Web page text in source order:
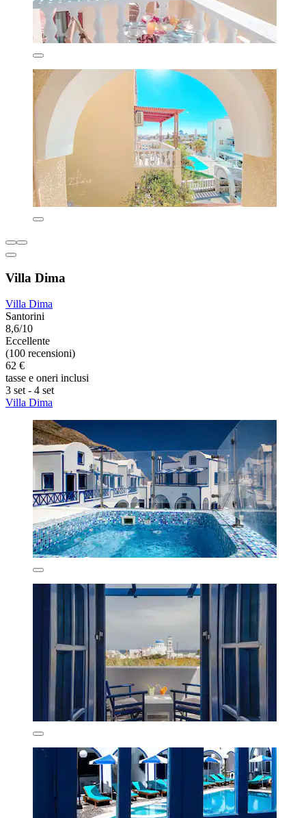
Villa Dima
Villa Dima
Santorini
8,6/10
Eccellente
(100 recensioni)
62 €
tasse e oneri inclusi
3 set - 4 set
Villa Dima